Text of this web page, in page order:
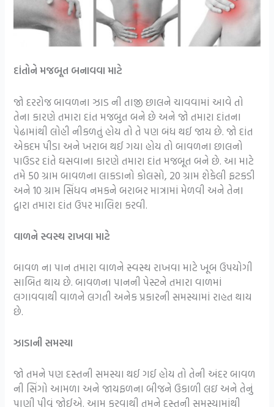
દાંતોને મજબૂત બનાવવા માટે
જો દરરોજ બાવળના ઝાડ ની તાજી છાલને ચાવવામાં આવે તો
તેના કારણે તમારા દાંત મજબુત બને છે અને જો તમારા દાંતના
પેઢામાંથી લોહી નીકળતું હોય તો તે પણ બંધ થઈ જાય છે. જો દાંત
એકદમ પીડા અને ખરાબ થઈ ગયા હોય તો બાવળના છાલનો
પાઉડર દાંતે ઘસવાના કારણે તમારા દાંત મજબૂત બને છે. આ માટે
તમે 50 ગ્રામ બાવળના લાકડાનો કોલસો, 20 ગ્રામ શેકેલી ફટકડી
અને 10 ગ્રામ સિંધવ નમકને બરાબર માત્રામાં મેળવી અને તેના
દ્વારા તમારા દાંત ઉપર માલિશ કરવી.
વાળને સ્વસ્થ રાખવા માટે
બાવળ ના પાન તમારા વાળને સ્વસ્થ રાખવા માટે ખૂબ ઉપયોગી
સાબિત થાય છે. બાવળના પાનની પેસ્ટને તમારા વાળમાં
લગાવવાથી વાળને લગતી અનેક પ્રકારની સમસ્યામાં રાહત થાય
છે.
ઝાડાની સમસ્યા
જો તમને પણ દસ્તની સમસ્યા થઈ ગઈ હોય તો તેની અંદર બાવળ
ની સિંગો આમળા અને જાયફળના બીજને ઉકાળી લઇ અને તેનું
પાણી પીવું જોઈએ. આમ કરવાથી તમને દસ્તની સમસ્યામાંથી